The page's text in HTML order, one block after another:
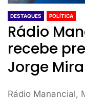
DESTAQUES POLÍTICA
Rádio
recebe
Jorge
Rádio Manancial,